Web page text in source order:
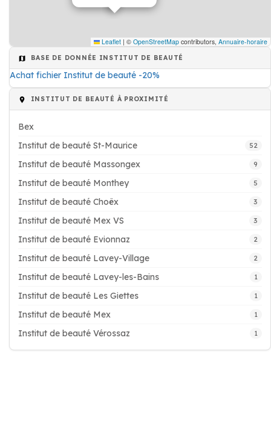
Leaflet | © OpenStreetMap contributors, Annuaire-horaire
BASE DE DONNÉE INSTITUT DE BEAUTÉ
Achat fichier Institut de beauté -20%
INSTITUT DE BEAUTÉ À PROXIMITÉ
Bex
Institut de beauté St-Maurice
52
Institut de beauté Massongex 9
Institut de beauté Monthey 5
Institut de beauté Choëx 3
Institut de beauté Mex VS 3
Institut de beauté Evionnaz 2
Institut de beauté Lavey-Village 2
Institut de beauté Lavey-les-Bains 1
Institut de beauté Les Giettes 1
Institut de beauté Mex 1
Institut de beauté Vérossaz 1